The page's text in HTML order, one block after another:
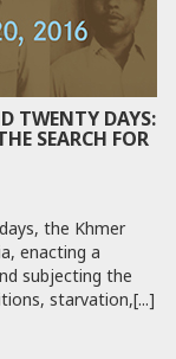
TWENTY DAYS:
SEARCH FOR
the Khmer
enacting a
subjecting the
starvation,[...]